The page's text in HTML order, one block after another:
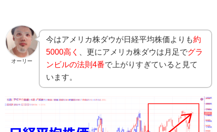
オーリー
今はアメリカ株ダウが日経平均株価よりも約
5000高く
、更にアメリカ株ダウは月足でグラ
ンビルの法則4番で上がりすぎていると見て
います。